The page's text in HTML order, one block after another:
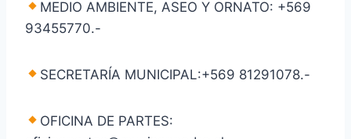
MEDIO AMBIENTE, ASEO Y ORNATO: +569
93455770.-
SECRETARÍA MUNICIPAL:+569 81291078.-
OFICINA DE PARTES: